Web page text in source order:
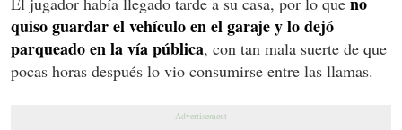
quiso guardar el vehículo en el garaje y lo dejó
parqueado en la vía pública, con tan mala suerte de que
pocas horas después lo vio consumirse entre las llamas.